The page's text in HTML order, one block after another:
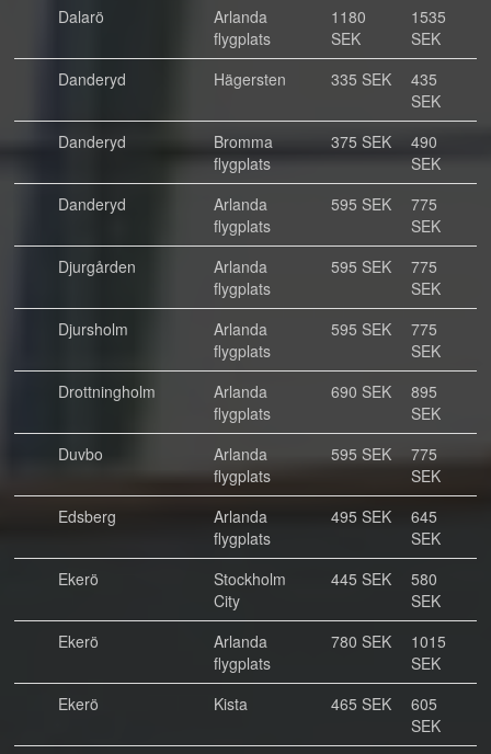
Dalarö
Arlanda
flygplats
1180
SEK
1535
SEK
Danderyd
Hägersten 335 SEK
435
SEK
Danderyd
Bromma
flygplats
375 SEK
490
SEK
Danderyd
Arlanda
flygplats
595 SEK
775
SEK
Djurgården
Arlanda
flygplats
595 SEK
775
SEK
Djursholm
Arlanda
flygplats
595 SEK
775
SEK
Drottningholm
Arlanda
flygplats
690 SEK
895
SEK
Duvbo
Arlanda
flygplats
595 SEK
775
SEK
Edsberg
Arlanda
flygplats
495 SEK
645
SEK
Ekerö
Stockholm
City
445 SEK
580
SEK
Ekerö
Arlanda
flygplats
780 SEK
1015
SEK
Ekerö
Kista 465 SEK
605
SEK